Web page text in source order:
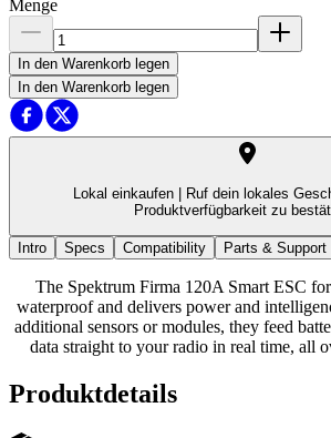
Menge
In den Warenkorb legen
In den Warenkorb legen
Lokal einkaufen |
Ruf dein lokales
Produktverfügbarkeit zu
Intro Specs Compatibility Parts & Support
The Spektrum Firma 120A Smart ESC
waterproof and delivers power and
additional sensors or modules, they feed
data straight to your radio in real time, all
Produktdetails